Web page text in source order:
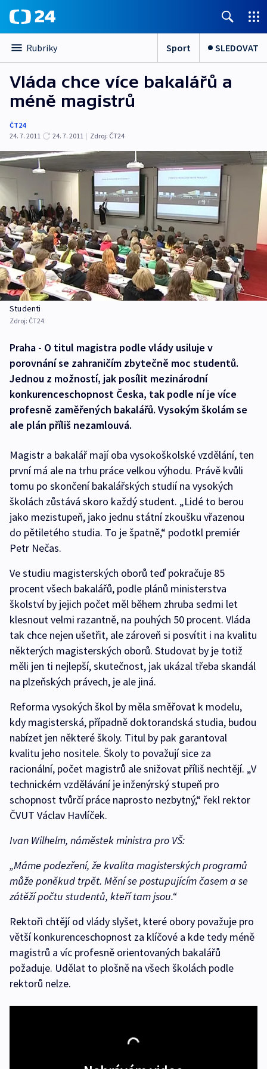
Rubriky Sport SLEDOVAT
Vláda chce více bakalářů a
méně magistrů
ČT24
24. 7. 2011
24. 7. 2011 | Zdroj: ČT24
Studenti
Zdroj: ČT24
Praha - O titul magistra podle vlády usiluje v
porovnání se zahraničím zbytečně moc studentů.
Jednou z možností, jak posílit mezinárodní
konkurenceschopnost Česka, tak podle ní je více
profesně zaměřených bakalářů. Vysokým školám se
ale plán příliš nezamlouvá.
Magistr a bakalář mají oba vysokoškolské vzdělání, ten
první má ale na trhu práce velkou výhodu. Právě kvůli
tomu po skončení bakalářských studií na vysokých
školách zůstává skoro každý student. „Lidé to berou
jako mezistupeň, jako jednu státní zkoušku vřazenou
do pětiletého studia. To je špatně,“ podotkl premiér
Petr Nečas.
Ve studiu magisterských oborů teď pokračuje 85
procent všech bakalářů, podle plánů ministerstva
školství by jejich počet měl během zhruba sedmi let
klesnout velmi razantně, na pouhých 50 procent. Vláda
tak chce nejen ušetřit, ale zároveň si posvítit i na kvalitu
některých magisterských oborů. Studovat by je totiž
měli jen ti nejlepší, skutečnost, jak ukázal třeba skandál
na plzeňských právech, je ale jiná.
Reforma vysokých škol by měla směřovat k modelu,
kdy magisterská, případně doktorandská studia, budou
nabízet jen některé školy. Titul by pak garantoval
kvalitu jeho nositele. Školy to považují sice za
racionální, počet magistrů ale snižovat příliš nechtějí. „V
technickém vzdělávání je inženýrský stupeň pro
schopnost tvůrčí práce naprosto nezbytný,“ řekl rektor
ČVUT Václav Havlíček.
Ivan Wilhelm, náměstek ministra pro VŠ:
„Máme podezření, že kvalita magisterských programů
může poněkud trpět. Mění se postupujícím časem a se
zátěží počtu studentů, kteří tam jsou.“
Rektoři chtějí od vlády slyšet, které obory považuje pro
větší konkurenceschopnost za klíčové a kde tedy méně
magistrů a víc profesně orientovaných bakalářů
požaduje. Udělat to plošně na všech školách podle
rektorů nelze.